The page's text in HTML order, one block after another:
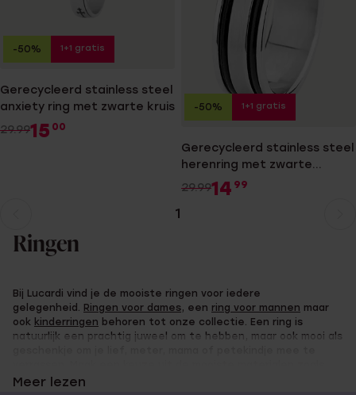
Gerecycleerd stainless steel
anxiety ring met zwarte kruis
29.9915 00
-50% 1+1 gratis
Gerecycleerd stainless steel
herenring met zwarte
accenten
29.9914 99
-50% 1+1 gratis
pagina
1
naarRingen
Bij Lucardi vind je de mooiste ringen voor iedere
gelegenheid. Ringen voor dames, een ring voor mannen maar
ook kinderringen behoren tot onze collectie. Een ring is
natuurlijk een prachtig juweel om te hebben, maar ook mooi als
goud, 9 karaat en zilver, en vind de leukste ringen in de Lucardi
Meer lezen